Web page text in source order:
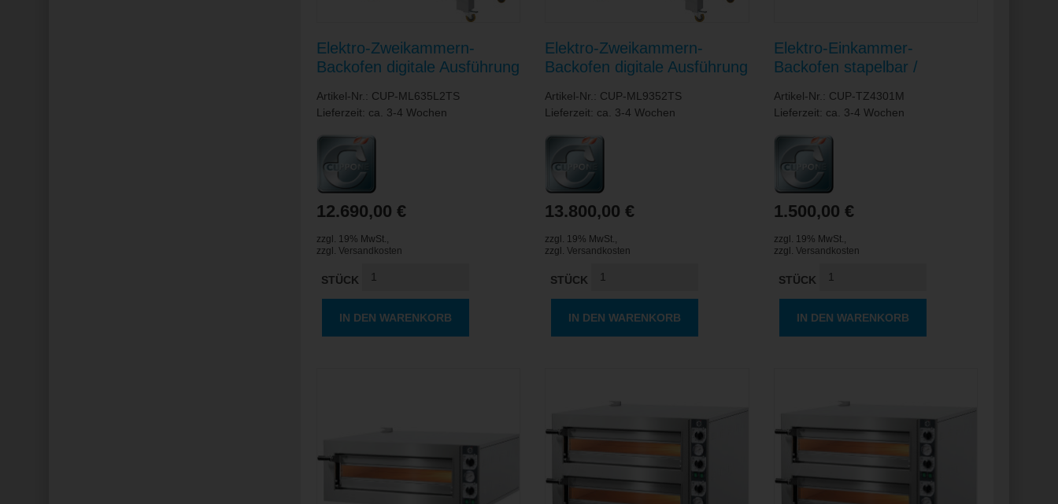
Elektro-Zweikammern-
Backofen digitale Ausführung
140 mm
Artikel-Nr.: CUP-ML635L2TS
Lieferzeit: ca. 3-4 Wochen
12.690,00 €
zzgl. 19% MwSt.,
zzgl. Versandkosten
STÜCK
IN DEN WARENKORB
Elektro-Zweikammern-
Backofen digitale Ausführung
140 mm
Artikel-Nr.: CUP-ML9352TS
Lieferzeit: ca. 3-4 Wochen
13.800,00 €
zzgl. 19% MwSt.,
zzgl.Versandkosten
STÜCK
IN DEN WARENKORB
Elektro-Einkammer-
Backofen stapelbar /
140 mm
Artikel-Nr.: CUP-TZ4301M
Lieferzeit: ca. 3-4 Wochen
1.500,00 €
zzgl. 19% MwSt.,
zzgl. Versandkosten
STÜCK
IN DEN WARENKORB